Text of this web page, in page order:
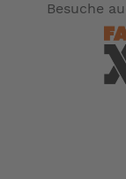
Besuche